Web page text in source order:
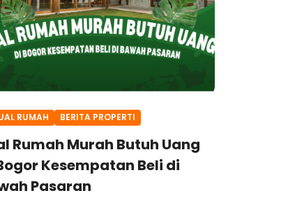
RUMAH BERITA PROPERTI
Rumah Murah Butuh Uang
Kesempatan Beli di
Pasaran